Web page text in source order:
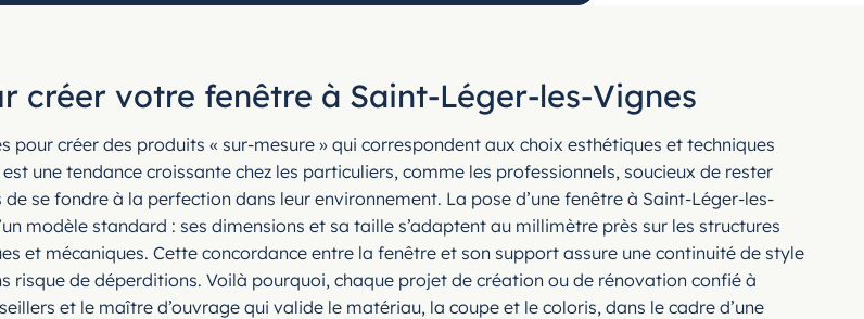
créer votre fenêtre à Saint-Léger-les-Vignes
créer des produits « sur-mesure » qui correspondent aux choix esthétiques et techniques
une tendance croissante chez les particuliers, comme les professionnels, soucieux de rester
se fondre à la perfection dans leur environnement. La pose d’une fenêtre à Saint-Léger-les-
modèle standard : ses dimensions et sa taille s’adaptent au millimètre près sur les structures
et mécaniques. Cette concordance entre la fenêtre et son support assure une continuité de style
de déperditions. Voilà pourquoi, chaque projet de création ou de rénovation confié à
et le maître d’ouvrage qui valide le matériau, la coupe et le coloris, dans le cadre d’une